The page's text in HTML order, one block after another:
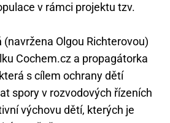
v rámci projektu tzv.
(navržena Olgou Richterovou)
Cochem.cz a propagátorka
s cílem ochrany dětí
spory v rozvodových řízeních
výchovu dětí, kterých je